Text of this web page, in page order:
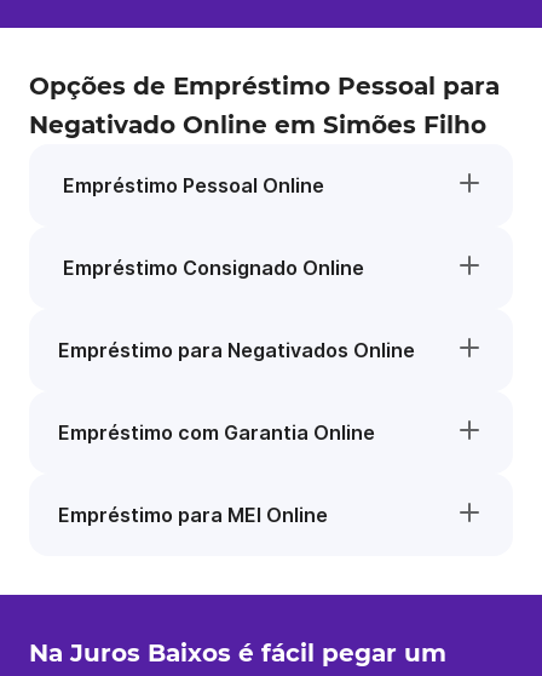
Opções de Empréstimo Pessoal para
Negativado Online em Simões Filho
Empréstimo Pessoal Online
Empréstimo Consignado Online
Empréstimo para Negativados Online
Empréstimo com Garantia Online
Empréstimo para MEI Online
Na Juros Baixos é fácil pegar um